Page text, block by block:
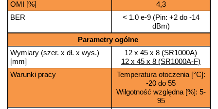
OMI [%]
4,3
BER
< 1.0 e-9 (Pin: +2 do -14
dBm)
Parametry ogólne
Wymiary (szer. x dł. x wys.)
[mm]
12 x 45 x 8 (SR1000A)
12 x 45 x 8 (SR1000A-F)
Warunki pracy
Temperatura otoczenia [°C]:
-20 do 55
Wilgotność względna [%]: 5-
95